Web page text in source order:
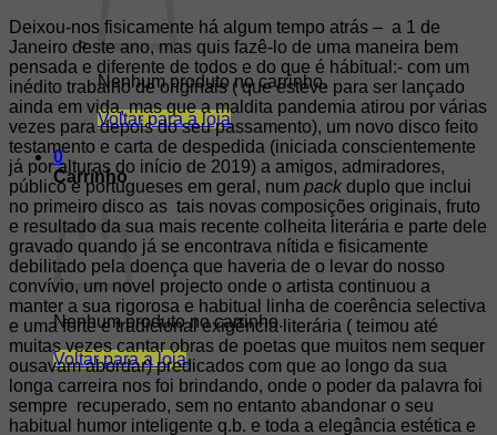
Nenhum produto no carrinho.
Voltar para a loja
0
Carrinho
Nenhum produto no carrinho.
Voltar para a loja
Deixou-nos fisicamente há algum tempo atrás – a 1 de
Janeiro deste ano, mas quis fazê-lo de uma maneira bem
pensada e diferente de todos e do que é hábitual:- com um
inédito trabalho de originais ( que esteve para ser lançado
ainda em vida, mas que a maldita pandemia atirou por várias
vezes para depois do seu passamento), um novo disco feito
testamento e carta de despedida (iniciada conscientemente
já por alturas do início de 2019) a amigos, admiradores,
público e portugueses em geral, num pack duplo que inclui
no primeiro disco as tais novas composições originais, fruto
e resultado da sua mais recente colheita literária e parte dele
gravado quando já se encontrava nítida e fisicamente
debilitado pela doença que haveria de o levar do nosso
convívio, um novel projecto onde o artista continuou a
manter a sua rigorosa e habitual linha de coerência selectiva
e uma forte e tradicional exigência literária ( teimou até
muitas vezes cantar obras de poetas que muitos nem sequer
ousavam abordar) predicados com que ao longo da sua
longa carreira nos foi brindando, onde o poder da palavra foi
sempre recuperado, sem no entanto abandonar o seu
habitual humor inteligente q.b. e toda a elegância estética e